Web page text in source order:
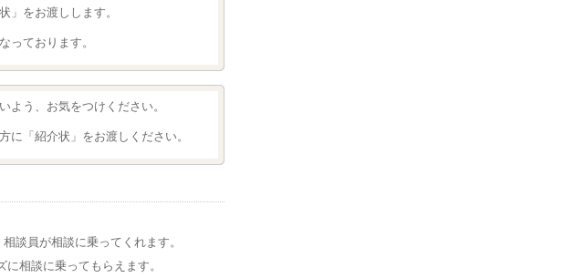
」をお渡しします。
っております。
よう、お気をつけください。
に「紹介状」をお渡しください。
談員が相談に乗ってくれます。
相談に乗ってもらえます。